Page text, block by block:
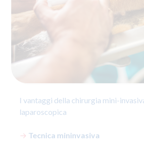
I vantaggi della chirurgia mini-
laparoscopica
→ Tecnica mininvasiva